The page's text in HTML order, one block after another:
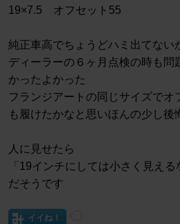
19×7.5 オフセット55
純正車高でちょうどハミ出てない
ディーラーの６ヶ月点検の時も問
かったよかった
フランジアートの同じサイズでオ
も履けたかなと思いほんの少し後
人に見せたら
「19インチにしては小さく見える
だそうです
イイね！